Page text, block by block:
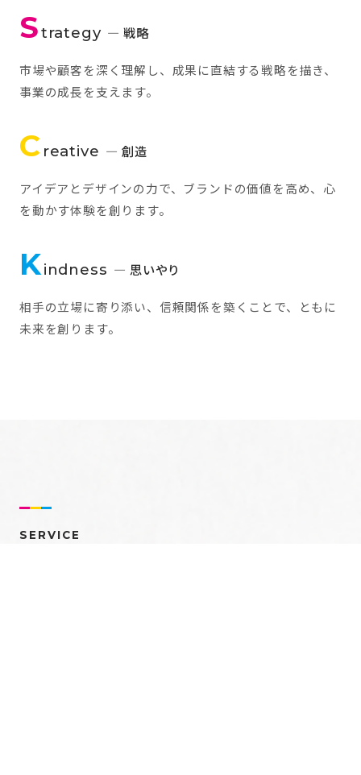
Strategy — 戦略
市場や顧客を深く理解し、成果に直結する戦略を描き、
事業の成長を支えます。
C reative — 創造
アイデアとデザインの力で、ブランドの価値を高め、心
を動かす体験を創ります。
Kindness — 思いやり
相手の立場に寄り添い、信頼関係を築くことで、ともに
未来を創ります。
SERVICE